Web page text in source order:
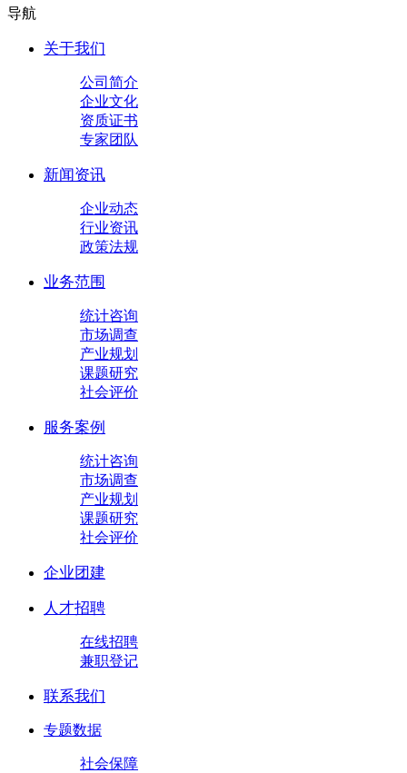
导航
关于我们
公司简介
企业文化
资质证书
专家团队
新闻资讯
企业动态
行业资讯
政策法规
业务范围
统计咨询
市场调查
产业规划
课题研究
社会评价
服务案例
统计咨询
市场调查
产业规划
课题研究
社会评价
企业团建
人才招聘
在线招聘
兼职登记
联系我们
专题数据
社会保障